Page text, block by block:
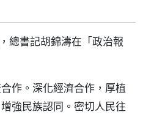
總書記胡錦濤在「政治報
作。深化經濟合作，厚植
強民族認同。密切人民往